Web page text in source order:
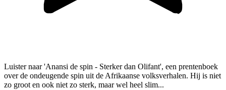
Luister naar 'Anansi de spin - Sterker dan Olifant', een prentenboek
over de ondeugende spin uit de Afrikaanse volksverhalen. Hij is niet
zo groot en ook niet zo sterk, maar wel heel slim...